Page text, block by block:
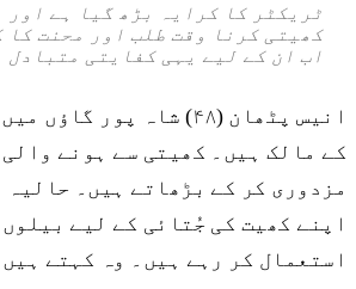
ٹریکٹر کا کرایہ بڑھ گیا ہے اور
کھیتی کرنا وقت طلب اور محنت کا
اب ان کے لیے یہی کفایتی متبادل
انیس پٹھان (۴۸) شاہ پور
کے مالک ہیں۔ کھیتی سے ہونے والی
مزدوری کر کے بڑھاتے ہیں۔ حالیہ
اپنے کھیت کی جُتائی کے لیے
استعمال کر رہے ہیں۔ وہ کہتے